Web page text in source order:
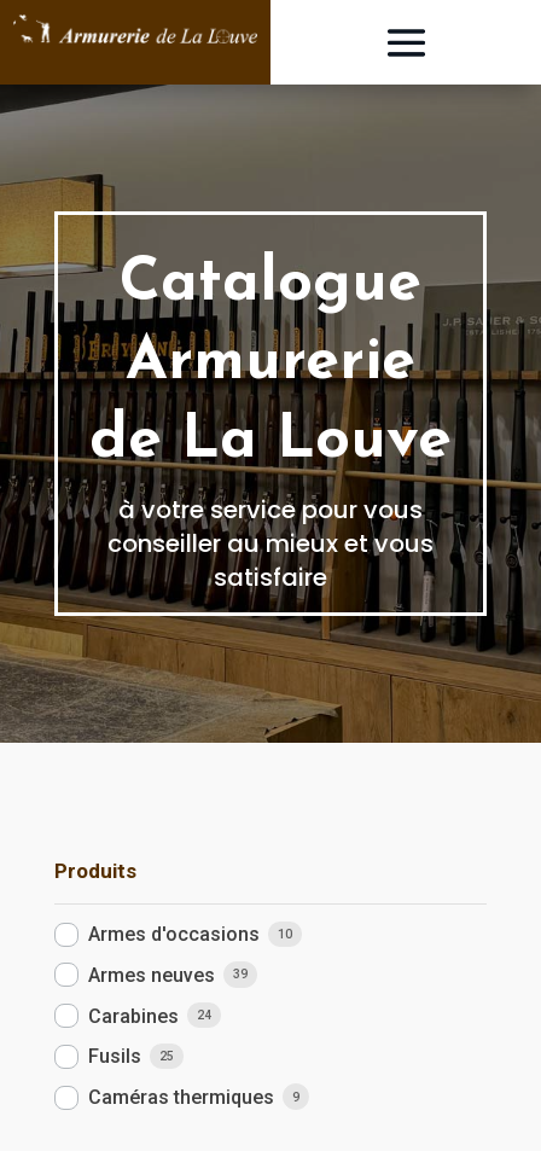
Catalogue
Armurerie
de La Louve
à votre service pour vous
conseiller au mieux et vous
satisfaire
Produits
Armes d'occasions 10
Armes neuves 39
Carabines 24
Fusils 25
Caméras thermiques 9